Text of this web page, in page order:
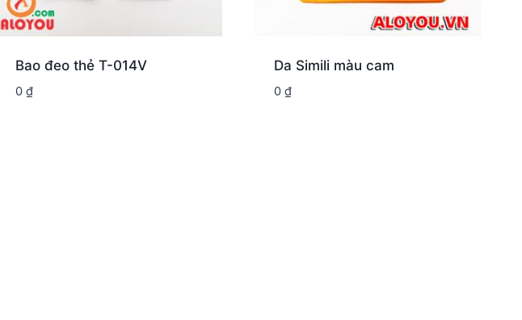
Bao đeo thẻ T-014V
0 ₫
Da Simili màu cam
0 ₫